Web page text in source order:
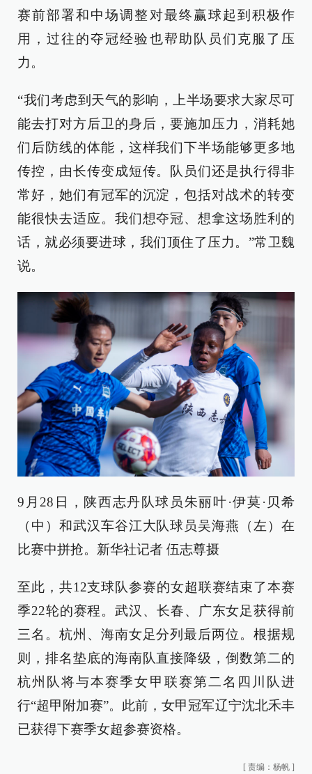
赛前部署和中场调整对最终赢球起到积极作
用，过往的夺冠经验也帮助队员们克服了压
力。
“我们考虑到天气的影响，上半场要求大家尽可
能去打对方后卫的身后，要施加压力，消耗她
们后防线的体能，这样我们下半场能够更多地
传控，由长传变成短传。队员们还是执行得非
常好，她们有冠军的沉淀，包括对战术的转变
能很快去适应。我们想夺冠、想拿这场胜利的
话，就必须要进球，我们顶住了压力。”常卫魏
说。
9月28日，陕西志丹队球员朱丽叶·伊莫·贝希
（中）和武汉车谷江大队球员吴海燕（左）在
比赛中拼抢。新华社记者 伍志尊摄
至此，共12支球队参赛的女超联赛结束了本赛
季22轮的赛程。武汉、长春、广东女足获得前
三名。杭州、海南女足分列最后两位。根据规
则，排名垫底的海南队直接降级，倒数第二的
杭州队将与本赛季女甲联赛第二名四川队进
行“超甲附加赛”。此前，女甲冠军辽宁沈北禾丰
已获得下赛季女超参赛资格。
[ 责编：杨帆 ]